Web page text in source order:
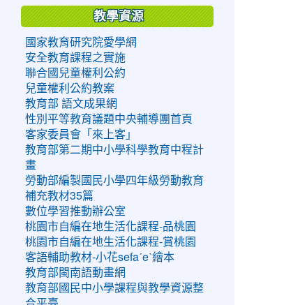
教學資源
國家教育研究院愛學網
安全教育課程之實施
聯合國兒童權利公約
兒童權利公約教案
教育部 語文成果網
性別平等教育議題中央輔導團首頁
客家委員會「來上客」
教育部第二期中小學科學教育中程計
畫
勞動部編製國民小學四年級勞動教育
補充教材35篇
數位學習推動辦公室
桃園市自編在地生活化課程-品桃園
桃園市自編在地生活化課程-賞桃園
客語輔助教材-小花sefaˊeˋ繪本
教育部閩南語動畫網
教育部國民中小學課程與教學資源整